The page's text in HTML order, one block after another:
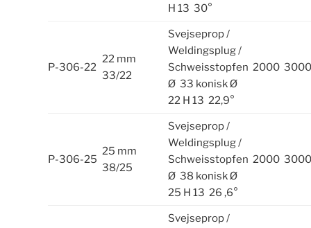
H 13 30°
P-306-22
22 mm
33/22
Svejseprop /
Weldingsplug /
Schweisstopfen
Ø 33 konisk Ø
22 H 13 22,9°
2000
P-306-25
25 mm
38/25
Svejseprop /
Weldingsplug /
Schweisstopfen
Ø 38 konisk Ø
25 H 13 26 ,6°
2000
Svejseprop /